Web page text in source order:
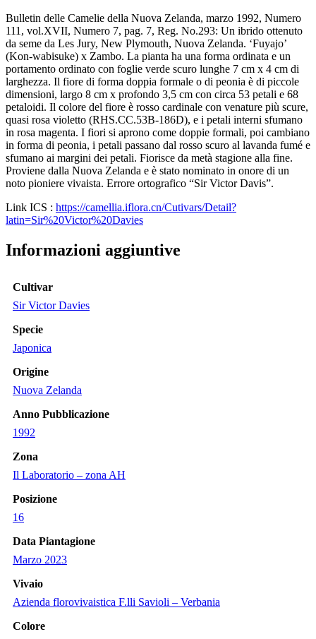
Bulletin delle Camelie della Nuova Zelanda, marzo 1992, Numero
111, vol.XVII, Numero 7, pag. 7, Reg. No.293: Un ibrido ottenuto
da seme da Les Jury, New Plymouth, Nuova Zelanda. ‘Fuyajo’
(Kon-wabisuke) x Zambo. La pianta ha una forma ordinata e un
portamento ordinato con foglie verde scuro lunghe 7 cm x 4 cm di
larghezza. Il fiore di forma doppia formale o di peonia è di piccole
dimensioni, largo 8 cm x profondo 3,5 cm con circa 53 petali e 68
petaloidi. Il colore del fiore è rosso cardinale con venature più scure,
quasi rosa violetto (RHS.CC.53B-186D), e i petali interni sfumano
in rosa magenta. I fiori si aprono come doppie formali, poi cambiano
in forma di peonia, i petali passano dal rosso scuro al lavanda fumé e
sfumano ai margini dei petali. Fiorisce da metà stagione alla fine.
Proviene dalla Nuova Zelanda e è stato nominato in onore di un
noto pioniere vivaista. Errore ortografico “Sir Victor Davis”.
Link ICS : https://camellia.iflora.cn/Cutivars/Detail?
latin=Sir%20Victor%20Davies
Informazioni aggiuntive
Cultivar
Sir Victor Davies
Specie
Japonica
Origine
Nuova Zelanda
Anno Pubblicazione
1992
Zona
Il Laboratorio – zona AH
Posizione
16
Data Piantagione
Marzo 2023
Vivaio
Azienda florovivaistica F.lli Savioli – Verbania
Colore